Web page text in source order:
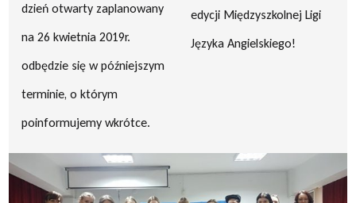
dzień otwarty zaplanowany
na 26 kwietnia 2019r.
odbędzie się w późniejszym
terminie, o którym
poinformujemy wkrótce.
edycji Międzyszkolnej Ligi
Języka Angielskiego!